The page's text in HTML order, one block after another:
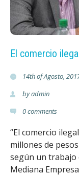
El comercio
14th of Agosto,
byadmin
0comments
“El comercio
millones de
según un trabajo
Mediana Empresa